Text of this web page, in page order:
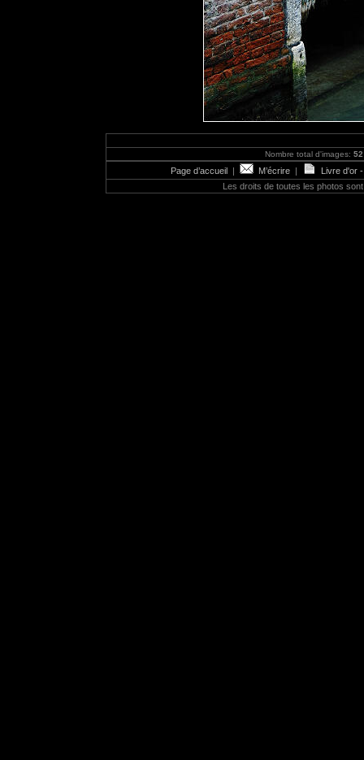
Nombre total d'images: 52
Page d’accueil | M’écrire |
Livre d'or
Les droits de toutes les photos